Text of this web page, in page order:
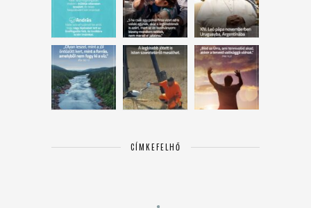
CÍMKEFELHŐ